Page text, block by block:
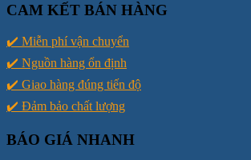
CAM KẾT BÁN HÀNG
✔️ Miễn phí vận chuyển
✔️ Nguồn hàng ổn định
✔️ Giao hàng đúng tiến độ
✔️ Đảm bảo chất lượng
BÁO GIÁ NHANH